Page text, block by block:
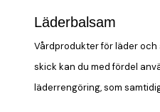
Läderbalsam
Vårdprodukter för läder
skick kan du med fördel
läderrengöring, som